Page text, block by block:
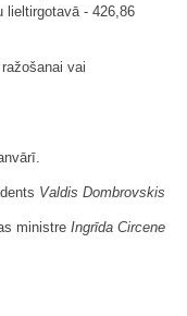
lieltirgotavā - 426,86
vai
Valdis Dombrovskis
ministre Ingrīda Circene